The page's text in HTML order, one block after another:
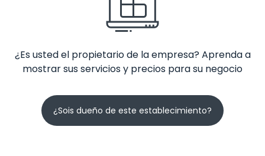
¿Es usted el propietario de la empresa? Aprenda a
mostrar sus servicios y precios para su negocio
¿Sois dueño de este establecimiento?